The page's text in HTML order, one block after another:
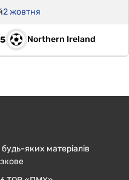
2 жовтня
Northern Ireland
яких матеріалів